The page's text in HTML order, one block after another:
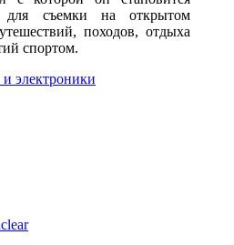
для съемки на открытом
походов, отдыха
спортом.
электроники